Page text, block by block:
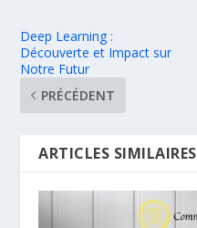
Deep Learning :
Découverte et Impact sur
Notre Futur
PRÉCÉDENT
ARTICLES SIMILAIRES